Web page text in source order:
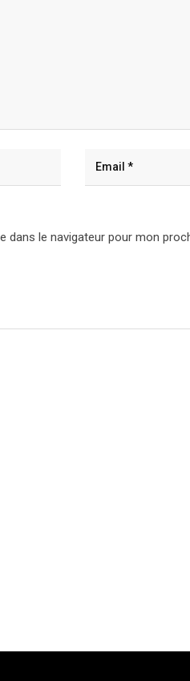
le navigateur pour mon